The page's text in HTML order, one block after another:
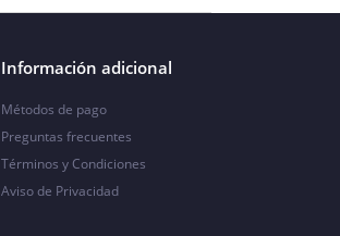
Información adicional
Métodos de pago
Preguntas frecuentes
Términos y Condiciones
Aviso de Privacidad